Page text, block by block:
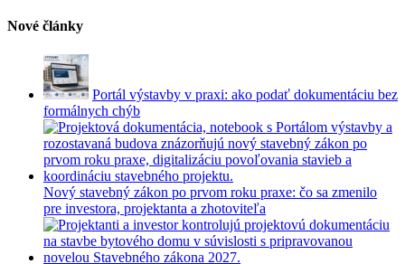
Nové články
Portál výstavby v praxi: ako podať dokumentáciu bez
formálnych chýb
Nový stavebný zákon po prvom roku praxe: čo sa zmenilo
pre investora, projektanta a zhotoviteľa